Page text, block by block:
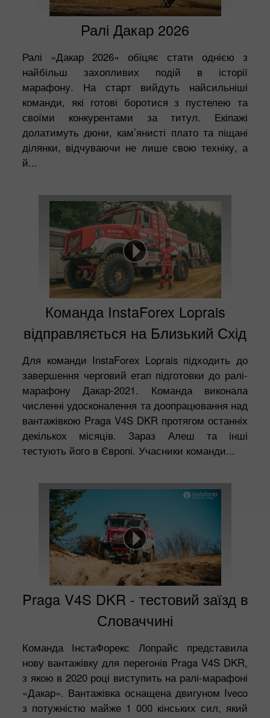
Ралі Дакар 2026
Ралі «Дакар 2026» обіцяє стати однією з
найбільш захопливих подій в історії
марафону. На старт вийдуть найсильніші
команди, які готові боротися з пустелею та
своїми конкурентами за титул. Екіпажі
долатимуть дюни, кам’янисті плато та піщані
ділянки, відчуваючи не лише свою техніку, а
й...
Команда InstaForex Loprais
відправляється на Близький Схід
Для команди InstaForex Loprais підходить до
завершення черговий етап підготовки до ралі-
марафону Дакар-2021. Команда виконала
численні удосконалення та доопрацювання над
вантажівкою Praga V4S DKR протягом останніх
декількох місяців. Зараз Алеш та інші
тестують його в Європі. Учасники команди...
Praga V4S DKR - тестовий заїзд в
Словаччині
Команда ІнстаФорекс Лопрайс представила
нову вантажівку для перегонів Praga V4S DKR,
з якою в 2020 році виступить на ралі-марафоні
«Дакар». Вантажівка оснащена двигуном Iveco
з потужністю майже 1 000 кінських сил, який